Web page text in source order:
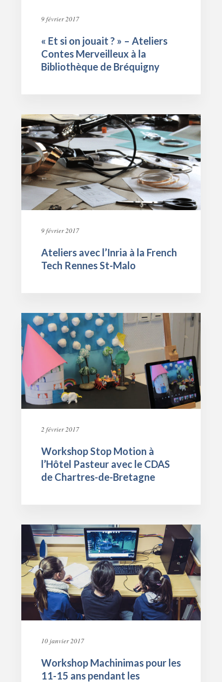
9 février 2017
« Et si on jouait ? » – Ateliers
Contes Merveilleux à la
Bibliothèque de Bréquigny
9 février 2017
Ateliers avec l’Inria à la French
Tech Rennes St-Malo
2 février 2017
Workshop Stop Motion à
l’Hôtel Pasteur avec le CDAS
de Chartres-de-Bretagne
10 janvier 2017
Workshop Machinimas pour les
11-15 ans pendant les